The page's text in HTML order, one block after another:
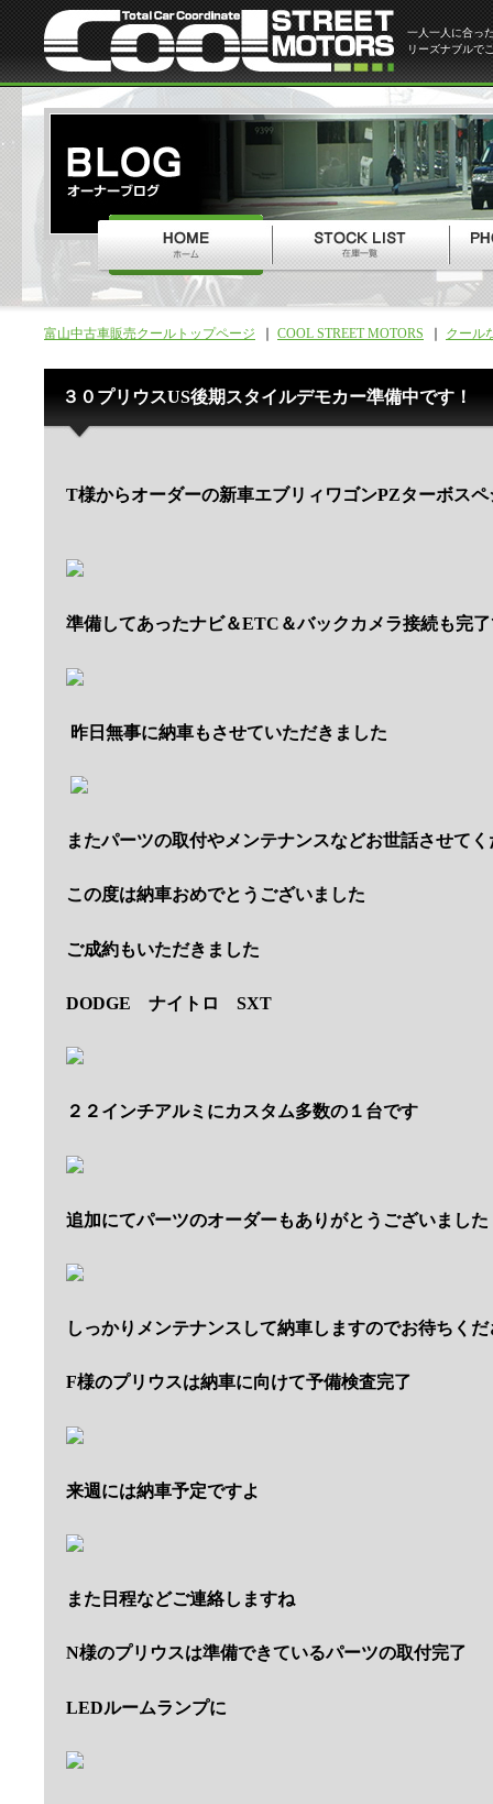
一人一人に合っ
リーズナブルで
富山中古車販売クールトップページ COOL STREET MOTORS クール
３０プリウスUS後期スタイルデモカー準備中です！
T様からオーダーの新車エブリィワゴンPZターボス
準備してあったナビ＆ETC＆バックカメラ接続も完
昨日無事に納車もさせていただきました
またパーツの取付やメンテナンスなどお世話させて
この度は納車おめでとうございました
ご成約もいただきました
DODGE ナイトロ SXT
２２インチアルミにカスタム多数の１台です
追加にてパーツのオーダーもありがとうございました
しっかりメンテナンスして納車しますのでお待ちくだ
F様のプリウスは納車に向けて予備検査完了
来週には納車予定ですよ
また日程などご連絡しますね
N様のプリウスは準備できているパーツの取付完了
LEDルームランプに